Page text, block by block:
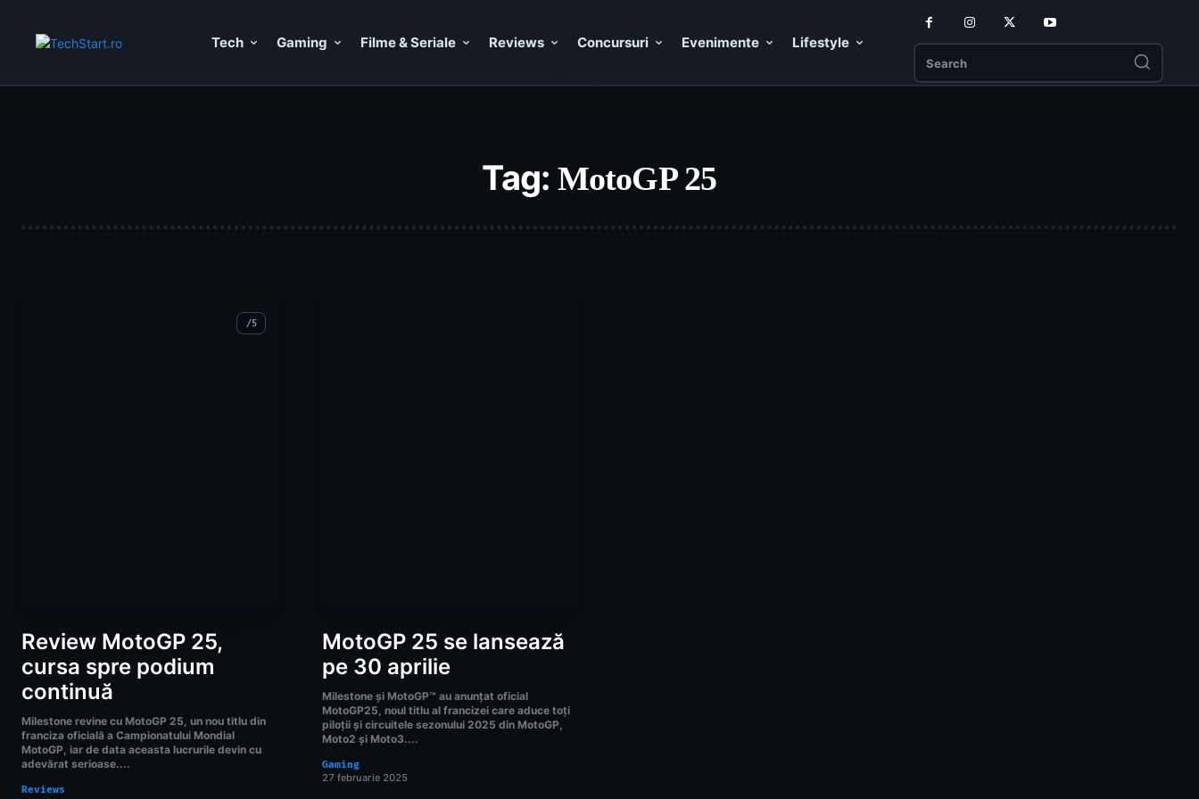
Tech Gaming Filme & Seriale Reviews Concursuri Evenimente Lifestyle
Search
Tag: MotoGP 25
Review MotoGP 25,
cursa spre podium
continuă
Milestone revine cu MotoGP 25, un nou titlu din
franciza oficială a Campionatului Mondial
MotoGP, iar de data aceasta lucrurile devin cu
adevărat serioase....
Reviews
MotoGP 25 se lansează
pe 30 aprilie
Milestone și MotoGP™ au anunțat oficial
MotoGP25, noul titlu al francizei care aduce toți
piloții și circuitele sezonului 2025 din MotoGP,
Moto2 și Moto3....
Gaming
27 februarie 2025